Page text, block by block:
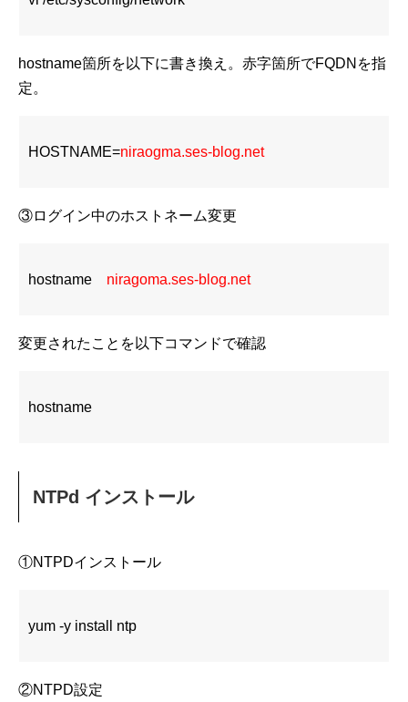
hostname箇所を以下に書き換え。赤字箇所でFQDNを指
定。
HOSTNAME=niraogma.ses-blog.net
③ログイン中のホストネーム変更
hostname niragoma.ses-blog.net
変更されたことを以下コマンドで確認
hostname
NTPd インストール
①NTPDインストール
yum -y install ntp
②NTPD設定